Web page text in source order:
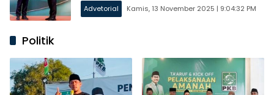
Advetorial Kamis, 13 November 2025 | 9:04:32 PM
Politik